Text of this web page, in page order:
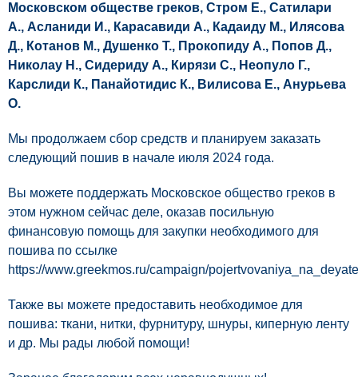
Московском обществе греков, Стром Е., Сатилари
А., Асланиди И., Карасавиди А., Кадаиду М., Илясова
Д., Котанов М., Душенко Т., Прокопиду А., Попов Д.,
Николау Н., Сидериду А., Кирязи С., Неопуло Г.,
Карслиди К., Панайотидис К., Вилисова Е., Анурьева
О.
Мы продолжаем сбор средств и планируем заказать
следующий пошив в начале июля 2024 года.
Вы можете поддержать Московское общество греков в
этом нужном сейчас деле, оказав посильную
финансовую помощь для закупки необходимого для
пошива по ссылке
https://www.greekmos.ru/campaign/
Также вы можете предоставить необходимое для
пошива: ткани, нитки, фурнитуру, шнуры, киперную ленту
и др. Мы рады любой помощи!